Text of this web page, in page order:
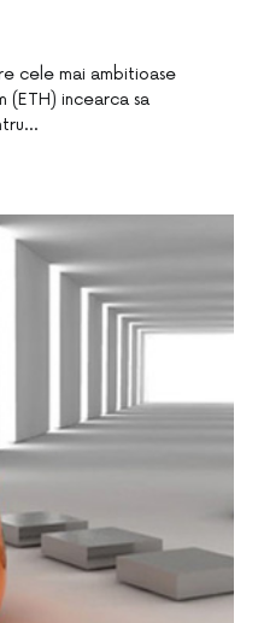
cele mai ambitioase
(ETH) incearca sa